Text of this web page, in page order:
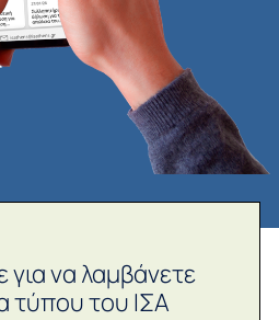
για να λαμβάνετε
τύπου του ΙΣΑ